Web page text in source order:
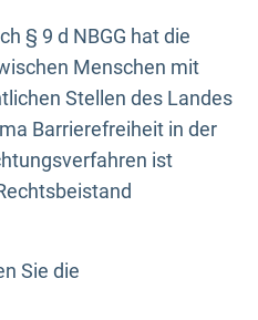
§ 9 d NBGG hat die
Menschen mit
Stellen des Landes
Barrierefreiheit in der
ist
Sie die